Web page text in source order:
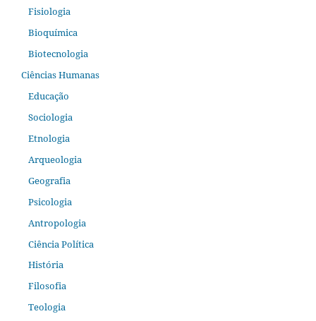
Fisiologia
Bioquímica
Biotecnologia
Ciências Humanas
Educação
Sociologia
Etnologia
Arqueologia
Geografia
Psicologia
Antropologia
Ciência Política
História
Filosofia
Teologia